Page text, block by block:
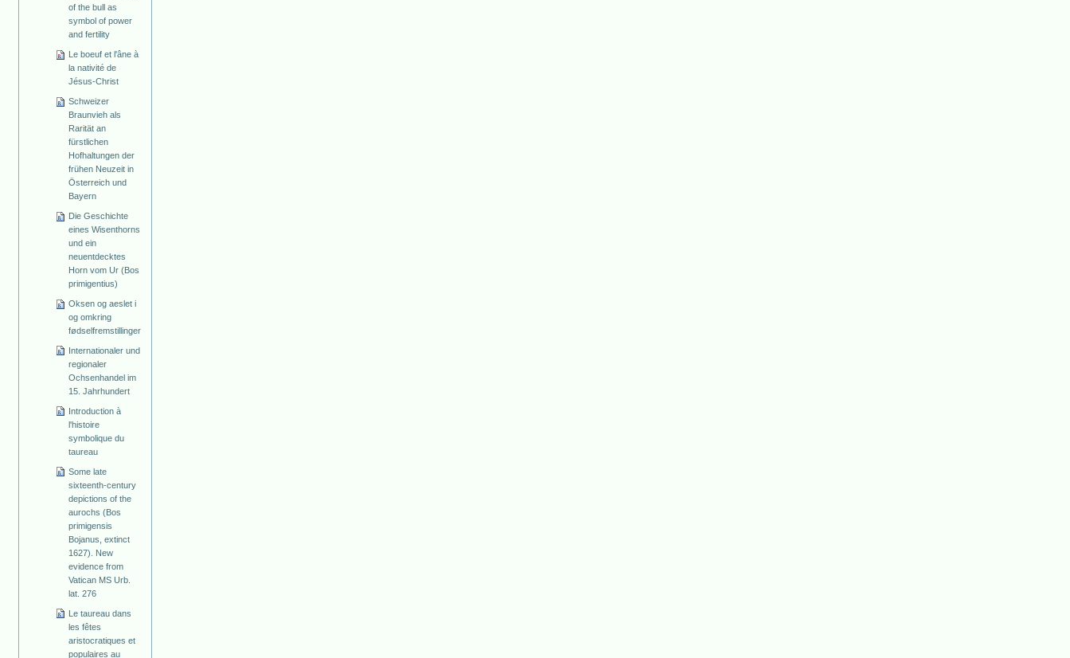
of the bull as
symbol of power
and fertility
Le boeuf et l'âne à
la nativité de
Jésus-Christ
Schweizer
Braunvieh als
Rarität an
fürstlichen
Hofhaltungen der
frühen Neuzeit in
Österreich und
Bayern
Die Geschichte
eines Wisenthorns
und ein
neuentdecktes
Horn vom Ur (Bos
primigentius)
Oksen og aeslet i
og omkring
fødselfremstillinger
Internationaler und
regionaler
Ochsenhandel im
15. Jahrhundert
Introduction à
l'histoire
symbolique du
taureau
Some late
sixteenth-century
depictions of the
aurochs (Bos
primigensis
Bojanus, extinct
1627). New
evidence from
Vatican MS Urb.
lat. 276
Le taureau dans
les fêtes
aristocratiques et
populaires au